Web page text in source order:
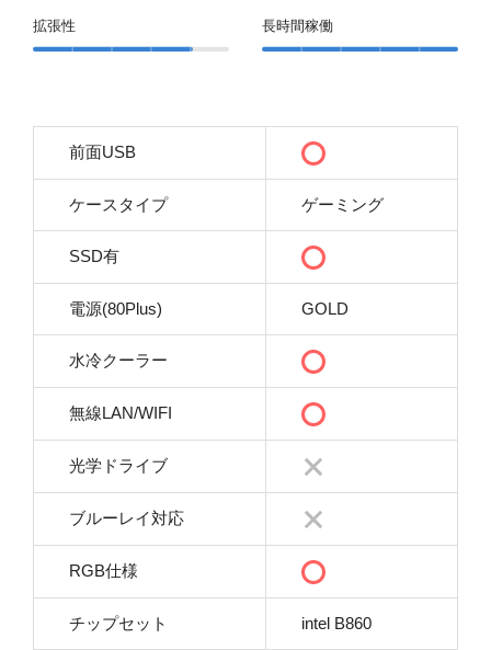
拡張性 長時間稼働
前面USB
ケースタイプ ゲーミング
SSD有
電源(80Plus) GOLD
水冷クーラー
無線LAN/WIFI
光学ドライブ
ブルーレイ対応
RGB仕様
チップセット intel B860